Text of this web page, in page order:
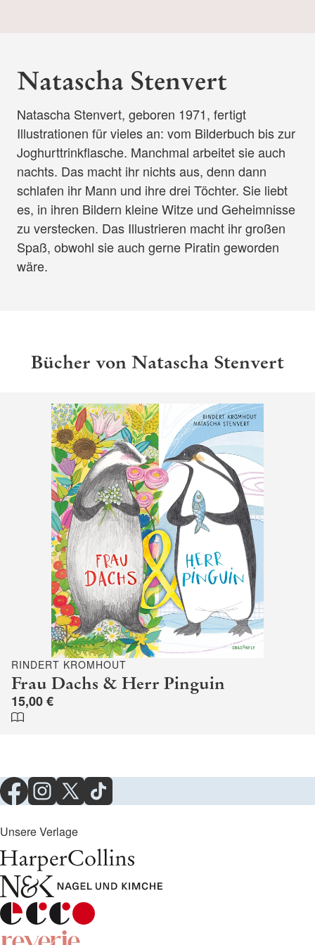
Natascha Stenvert
Natascha Stenvert, geboren 1971, fertigt
Illustrationen für vieles an: vom Bilderbuch bis zur
Joghurttrinkflasche. Manchmal arbeitet sie auch
nachts. Das macht ihr nichts aus, denn dann
schlafen ihr Mann und ihre drei Töchter. Sie liebt
es, in ihren Bildern kleine Witze und Geheimnisse
zu verstecken. Das Illustrieren macht ihr großen
Spaß, obwohl sie auch gerne Piratin geworden
wäre.
Bücher von Natascha Stenvert
RINDERT KROMHOUT
Frau Dachs & Herr Pinguin
15,00 €
Unsere Verlage